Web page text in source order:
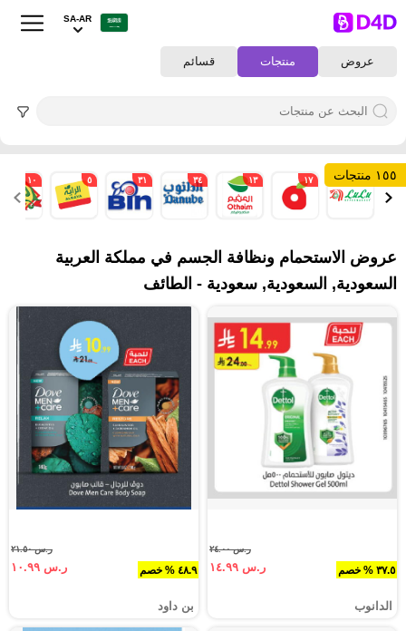
عروض منتجات قسائم
SA-AR
١٥٥ منتجات ١ ١٧ ١٣ ٣٤ ٣١ ٥ ١٠
عروض الاستحمام ونظافة الجسم في مملكة العربية
السعودية, السعودية, سعودية - الطائف
٣٧.٥ % خصم
ر.س ٢٤.٠٠
ر.س ١٤.٩٩
الدانوب
٤٨.٩ % خصم
ر.س ٢١.٥٠
ر.س ١٠.٩٩
بن داود